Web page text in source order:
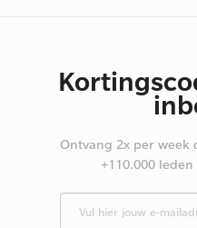
Ontvang 2x per week
+110.000